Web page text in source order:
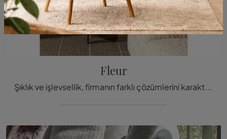
Fleur
Şıklık ve işlevsellik, firmanın farklı çözümlerini karakterize ederken, bu Molteni & C imzalı Fleur Cam Sehpa modeli gibi estetik açıdan